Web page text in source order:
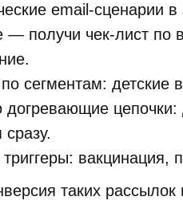
email-сценарии
— получи чек-лист по
сегментам: детские
цепочки:
сразу.
вакцинация,
таких